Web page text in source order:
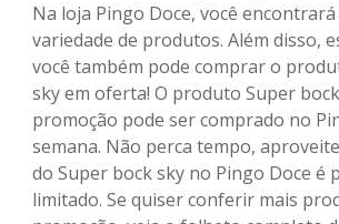
Na loja Pingo Doce, você
variedade de produtos. Além disso,
você também pode comprar o
sky em oferta! O produto Super
promoção pode ser comprado no
semana. Não perca tempo,
do Super bock sky no Pingo Doce é
limitado. Se quiser conferir mais